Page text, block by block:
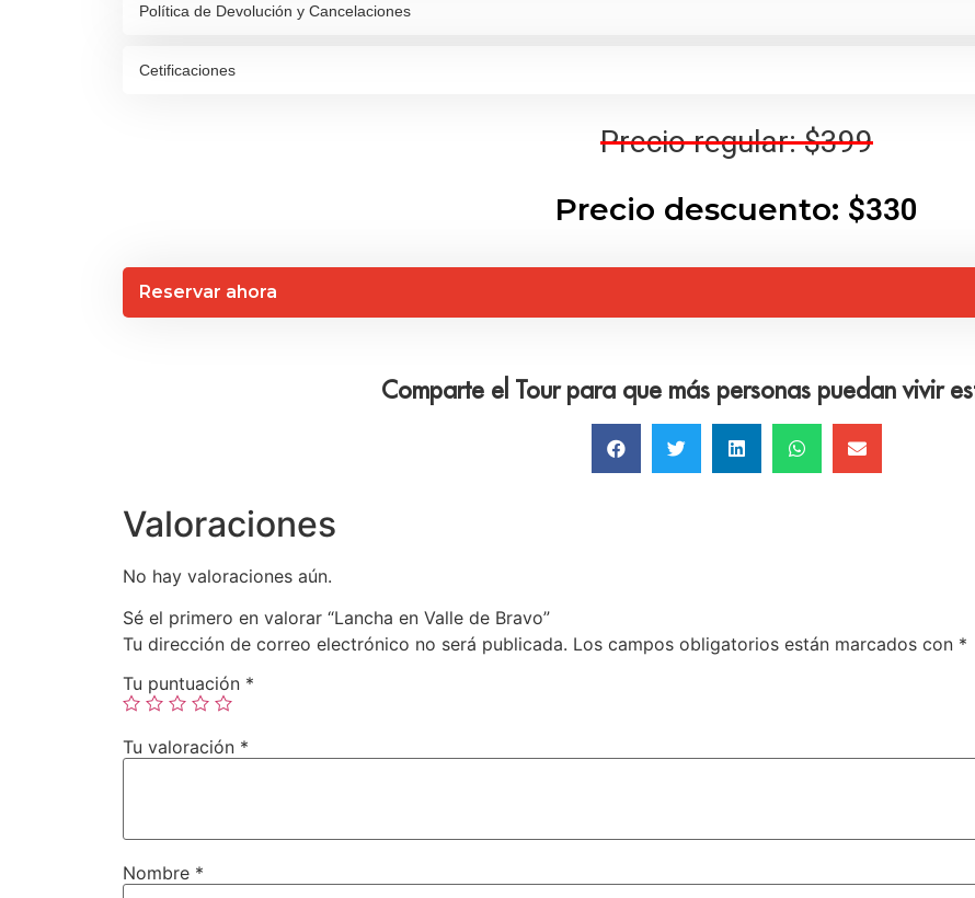
Política de Devolución y Cancelaciones
Cetificaciones
Precio regular: $399
Precio descuento: $330
Reservar ahora
Comparte el Tour para que más personas puedan vivir
Valoraciones
No hay valoraciones aún.
Sé el primero en valorar “Lancha en Valle de Bravo”
Tu dirección de correo electrónico no será publicada. Los campos obligatorios están marcados con *
Tu puntuación *
Tu valoración *
Nombre *